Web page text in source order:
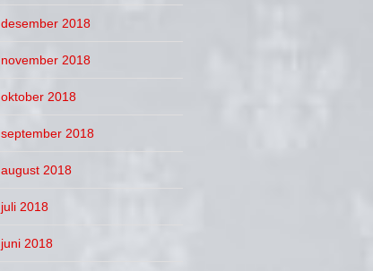
desember 2018
november 2018
oktober 2018
september 2018
august 2018
juli 2018
juni 2018